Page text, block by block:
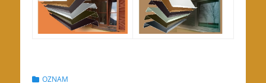
Categories
OZNAM